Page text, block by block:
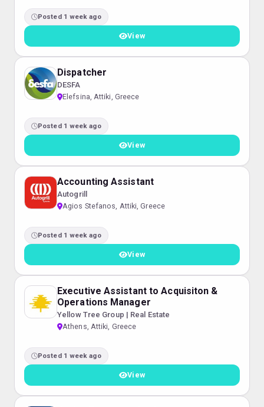
Posted 1 week ago
View
Dispatcher
DESFA
Elefsina, Attiki, Greece
Posted 1 week ago
View
Accounting Assistant
Autogrill
Agios Stefanos, Attiki, Greece
Posted 1 week ago
View
Executive Assistant to Acquisiton &
Operations Manager
Yellow Tree Group | Real Estate
Athens, Attiki, Greece
Posted 1 week ago
View